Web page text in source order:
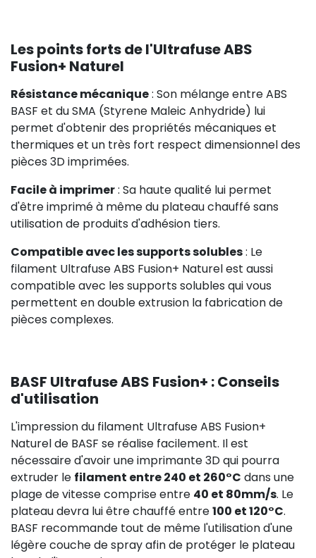
Les points forts de l'Ultrafuse ABS
Fusion+ Naturel
Résistance mécanique: Son mélange entre ABS
BASF et du SMA (Styrene Maleic Anhydride) lui
permet d'obtenir des propriétés mécaniques et
thermiques et un très fort respect dimensionnel des
pièces 3D imprimées.
Facile à imprimer: Sa haute qualité lui permet
d'être imprimé à même du plateau chauffé sans
utilisation de produits d'adhésion tiers.
Compatible avec les supports solubles: Le
filament Ultrafuse ABS Fusion+ Naturel est aussi
compatible avec les supports solubles qui vous
permettent en double extrusion la fabrication de
pièces complexes.
BASF Ultrafuse ABS Fusion+ : Conseils
d'utilisation
L'impression du filament Ultrafuse ABS Fusion+
Naturel de BASF se réalise facilement. Il est
nécessaire d'avoir une imprimante 3D qui pourra
extruder le filament entre 240 et 260°C dans une
plage de vitesse comprise entre 40 et 80mm/s. Le
plateau devra lui être chauffé entre100 et 120°C.
BASF recommande tout de même l'utilisation d'une
légère couche de spray afin de protéger le plateau